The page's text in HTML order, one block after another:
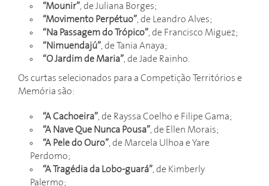
“Mounir”, de Juliana Borges;
“Movimento Perpétuo”, de Leandro Alves;
“Na Passagem do Trópico”, de Francisco Miguez;
“Nimuendajú”, de Tania Anaya;
“O Jardim de Maria”, de Jade Rainho.
Os curtas selecionados para a Competição Territórios e
Memória são:
“A Cachoeira”, de Rayssa Coelho e Filipe Gama;
“A Nave Que Nunca Pousa”, de Ellen Morais;
“A Pele do Ouro”, de Marcela Ulhoa e Yare
Perdomo;
“A Tragédia da Lobo-guará”, de Kimberly
Palermo;